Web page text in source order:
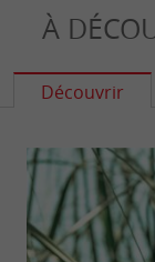
À
Découvrir